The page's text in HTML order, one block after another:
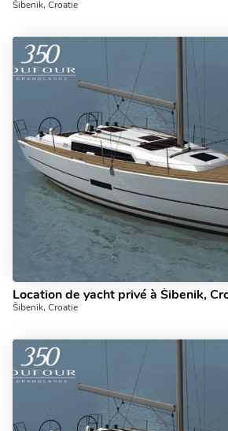
Šibenik, Croatie
Šibenik, Croatie